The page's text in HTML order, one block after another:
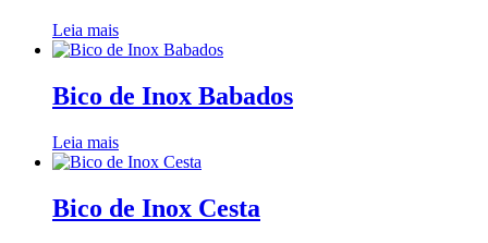
Leia mais
Bico de Inox Babados
Leia mais
Bico de Inox Cesta